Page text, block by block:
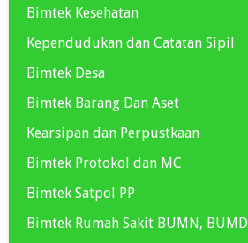
Bimtek Kesehatan
Kependudukan dan Catatan Sipil
Bimtek Desa
Bimtek Barang Dan Aset
Kearsipan dan Perpustkaan
Bimtek Protokol dan MC
Bimtek Satpol PP
Bimtek Rumah Sakit BUMN, BUMD